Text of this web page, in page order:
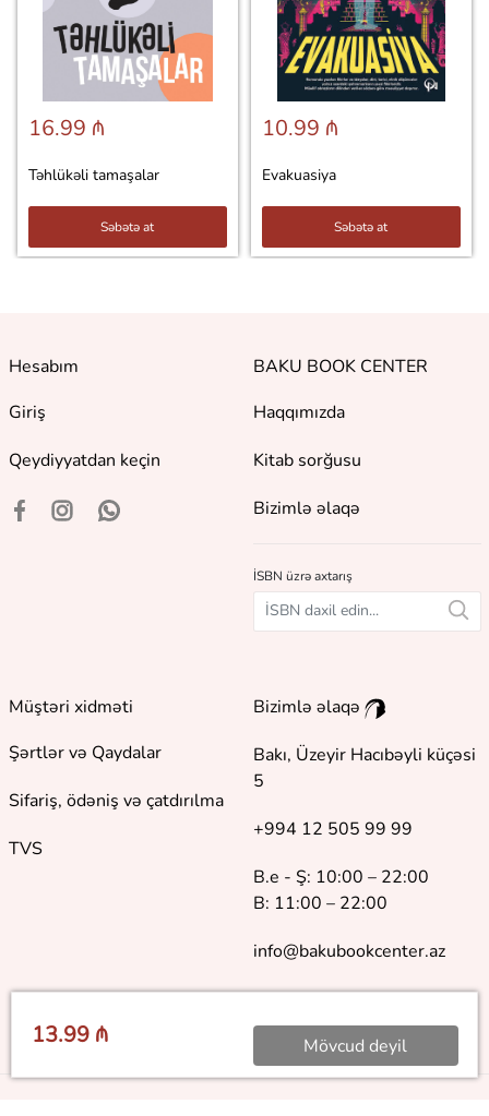
13.99 ₼ Mövcud deyil
16.99 ₼
Təhlükəli tamaşalar
Səbətə at
10.99 ₼
Evakuasiya
Səbətə at
Hesabım
Giriş
Qeydiyyatdan keçin
BAKU BOOK CENTER
Haqqımızda
Kitab sorğusu
Bizimlə əlaqə
İSBN üzrə axtarış
Müştəri xidməti
Şərtlər və Qaydalar
Sifariş, ödəniş və çatdırılma
TVS
Bizimlə əlaqə
Bakı, Üzeyir Hacıbəyli küçəsi
5
+994 12 505 99 99
B.e - Ş: 10:00 – 22:00
B: 11:00 – 22:00
info@bakubookcenter.az